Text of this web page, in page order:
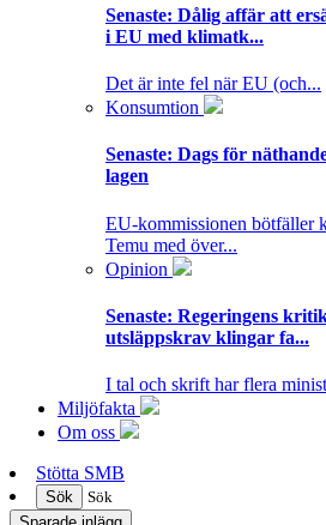
Senaste: Dålig affär att
i EU med klimatk...
Det är inte fel när EU (och...
Konsumtion
Senaste: Dags för
lagen
EU-kommissionen bötfäller
Temu med över...
Opinion
Senaste: Regeringens
utsläppskrav klingar fa...
I tal och skrift har flera
Miljöfakta
Om oss
Stötta SMB
Sök
Sök